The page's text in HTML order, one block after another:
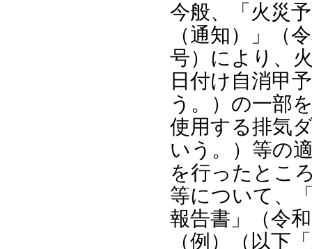
今般、「火災
（通知）」（
号）により、
日付け自消甲
う。）の一部
使用する排気
いう。）等の
を行ったとこ
等について、
報告書」（令
（例）（以下